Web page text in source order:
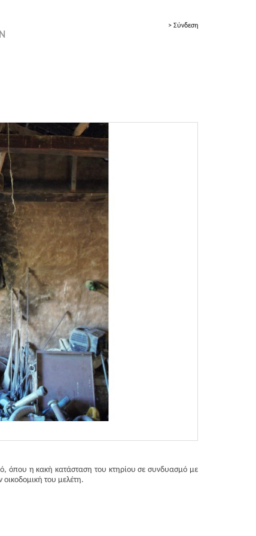
> Σύνδεση
όπου η κακή κατάσταση του κτηρίου σε συνδυασμό με
οικοδομική του μελέτη.